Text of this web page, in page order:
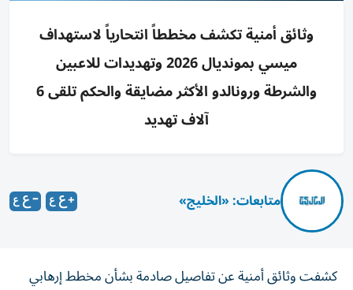
وثائق أمنية تكشف مخططاً انتحارياً لاستهداف
ميسي بمونديال 2026 وتهديدات للاعبين
والشرطة ورونالدو الأكثر مضايقة والحكم تلقى 6
آلاف تهديد
متابعات: «الخليج»
كشفت وثائق أمنية عن تفاصيل صادمة بشأن مخطط إرهابي